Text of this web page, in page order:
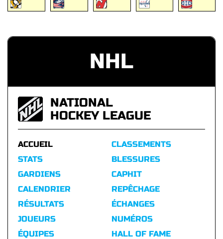
NHL
NATIONAL
HOCKEY LEAGUE
ACCUEIL
STATS
GARDIENS
CALENDRIER
RÉSULTATS
CLASSEMENTS
BLESSURES
CAPHIT
REPÊCHAGE
ÉCHANGES
JOUEURS
ÉQUIPES
NUMÉROS
HALL OF FAME